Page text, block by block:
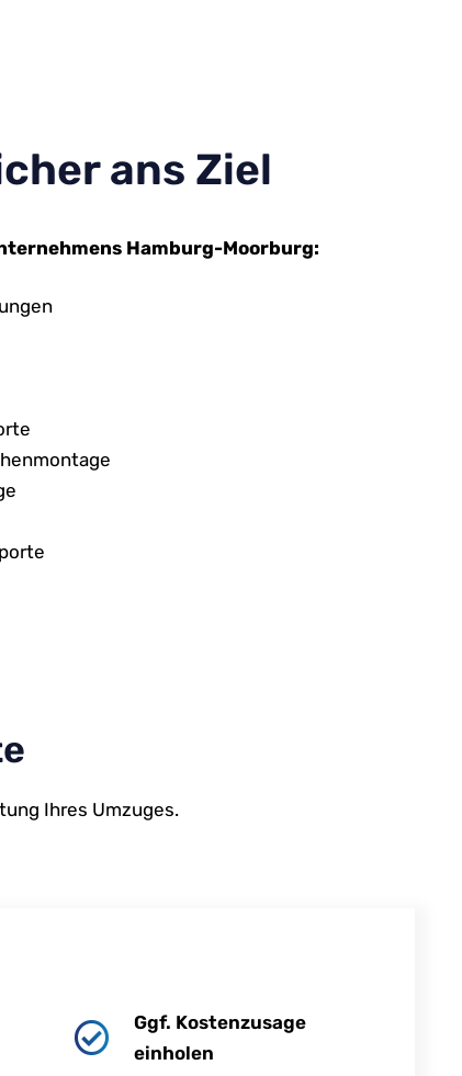
ans Ziel
Hamburg-Moorburg:
Ihres Umzuges.
Ggf. Kostenzusage
einholen